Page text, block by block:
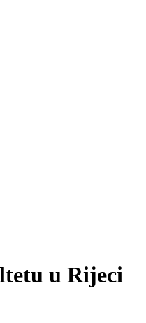
u Rijeci